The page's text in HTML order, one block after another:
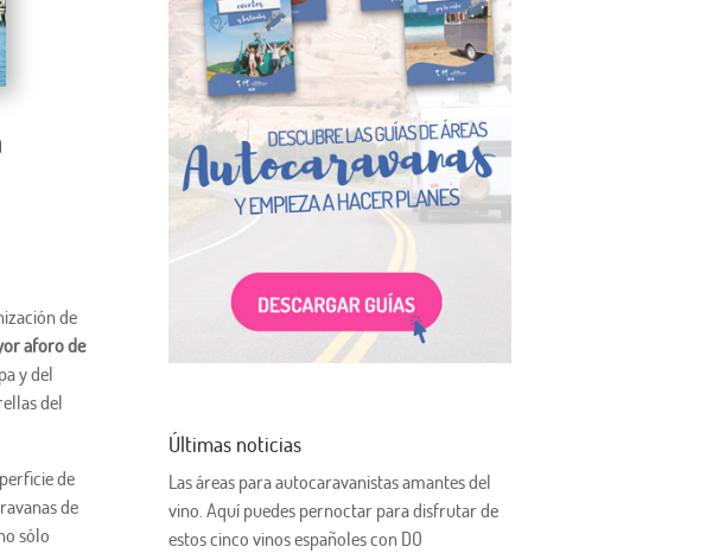
de
aforo de
y del
del
de
de
sólo
Últimas noticias
Las áreas para autocaravanistas amantes del
vino. Aquí puedes pernoctar para disfrutar de
estos cinco vinos españoles con DO